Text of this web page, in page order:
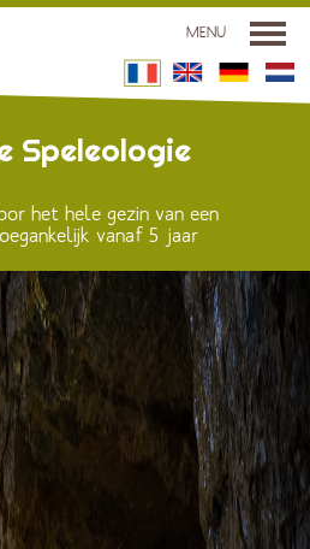
CANYON
SITUATION
ET RÉSERVATIONS
GROUPES
CONTACT
MENU
Speleologie
het hele gezin van een
vanaf 5 jaar